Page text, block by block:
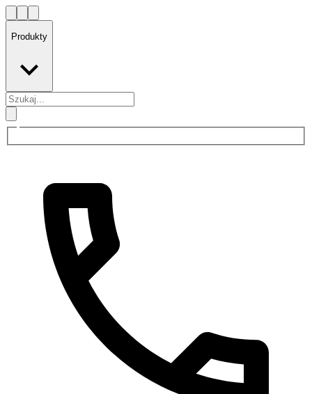
Produkty